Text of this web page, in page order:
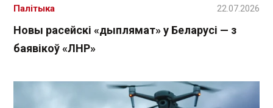
Новы расейскі «дыплямат» у Беларусі — з
баявікоў «ЛНР»
Палітыка 22.07.2026